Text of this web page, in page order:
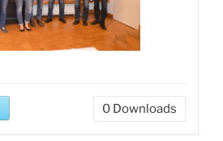
0 Downloads